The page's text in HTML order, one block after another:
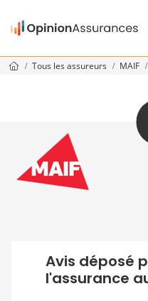
Tous les assureurs MAIF
Avis déposé
l'assurance